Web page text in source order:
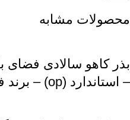
محصولات مشابه
– استاندارد (op) – برند فلات Falat